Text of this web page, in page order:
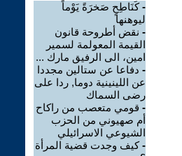
-كَنَاطِحٍ صَخرَةً يَوْماً
ليوهنها
- نقض أطروحة قانون
القيمة المعولمة لسمير
امين، الى الرفيق مارك ...
- دفاعا عن ستالين مجددا
عن اللينينية دوما, ردا على
رضى السماك
- قومي متعصب من راكاح
أم صهيوني من الحزب
الشيوعي الاسرائيلي
-كيف وجدت قضية المرأة